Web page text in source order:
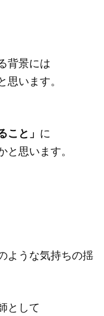
背景には
思います。
こと」 に
と思います。
ような気持ちの揺
として